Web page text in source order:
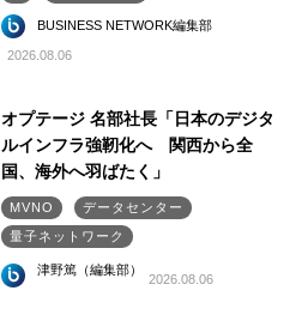
BUSINESS NETWORK編集部
2026.08.06
オプテージ 名部社長「日本のデジタ
ルインフラ強靭化へ 関西から全
国、海外へ羽ばたく」
MVNO
データセンター
量子ネットワーク
津野篤（編集部）
2026.08.06